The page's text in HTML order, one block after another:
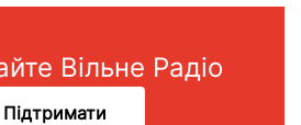
Вільне Радіо
Підтримати